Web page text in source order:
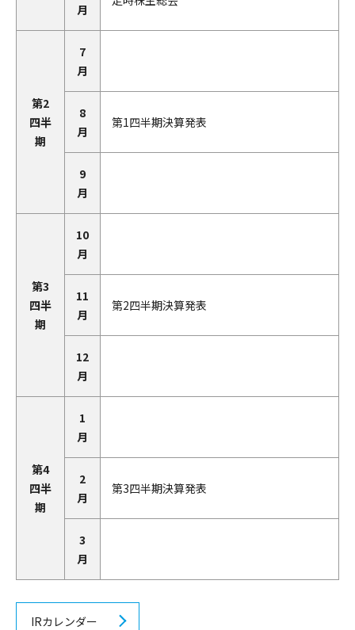
月
第2
四半
期
7
月
8
月
第1四半期決算発表
9
月
第3
四半
期
10
月
11
月
第2四半期決算発表
12
月
第4
四半
期
1
月
2
月
第3四半期決算発表
3
月
IRカレンダー